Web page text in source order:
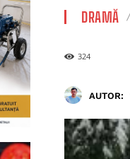
DRAMĂ
324
AUTOR: